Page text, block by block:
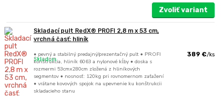
Zvoliť variant
Skladací pult RedX® PROFI 2,8 m x 53 cm,
vrchná časť: hliník
• pevný a stabilný predajný/prezentačný pult • PROFI
konštrukcia, hliník 6063 a nylonové kĺby • doska s
rozmermi 53cmx280cm zložená z hliníkových
segmentov • nosnosť: 120kg pri rovnomernom zaťažení
• vrátane kovových spojok na upevnenie ku konštrukcii
skladacieho stanu
389 €/ks
Skladom